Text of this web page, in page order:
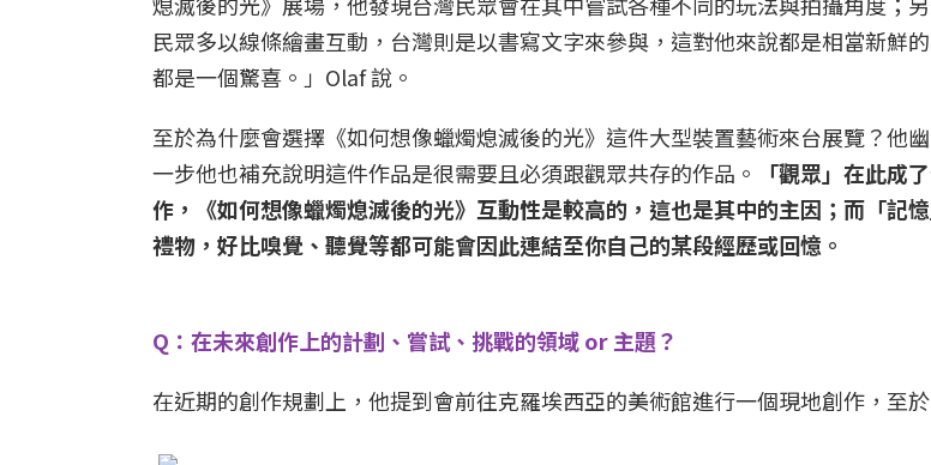
民眾多以線條繪畫互動，台灣則是以書寫文字來參與，這對他來說都是相當新鮮
都是一個驚喜。」Olaf 說。
至於為什麼會選擇《如何想像蠟燭熄滅後的光》這件大型裝置藝術來台展覽？他
一步他也補充說明這件作品是很需要且必須跟觀眾共存的作品。
「觀眾」在此成
作，《如何想像蠟燭熄滅後的光》互動性是較高的，這也是其中的主因；而「記
禮物，好比嗅覺、聽覺等都可能會因此連結至你自己的某段經歷或回憶。
Q：在未來創作上的計劃、嘗試、挑戰的領域 or 主題？
在近期的創作規劃上，他提到會前往克羅埃西亞的美術館進行一個現地創作，至